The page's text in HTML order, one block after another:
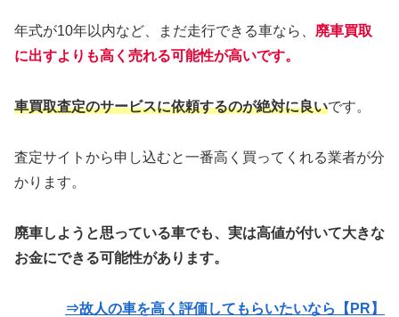
年式が10年以内など、まだ走行できる車なら、 廃車買取
に出すよりも高く売れる可能性が高いです。
車買取査定のサービスに依頼するのが絶対に良いです。
査定サイトから申し込むと一番高く買ってくれる業者が分
かります。
廃車しようと思っている車でも、実は高値が付いて大きな
お金にできる可能性があります。
⇒故人の車を高く評価してもらいたいなら【PR】